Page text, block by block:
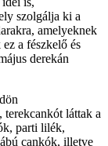
szolgálja ki a
amelyeknek
a fészkelő és
derekán
láttak a
parti lilék,
cankók, illetve